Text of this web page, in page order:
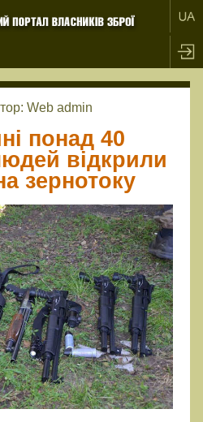
Web admin
понад 40
відкрили
зернотоку